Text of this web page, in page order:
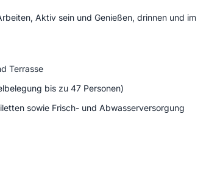
Aktiv sein und Genießen, drinnen und im
Terrasse
bis zu 47 Personen)
sowie Frisch- und Abwasserversorgung